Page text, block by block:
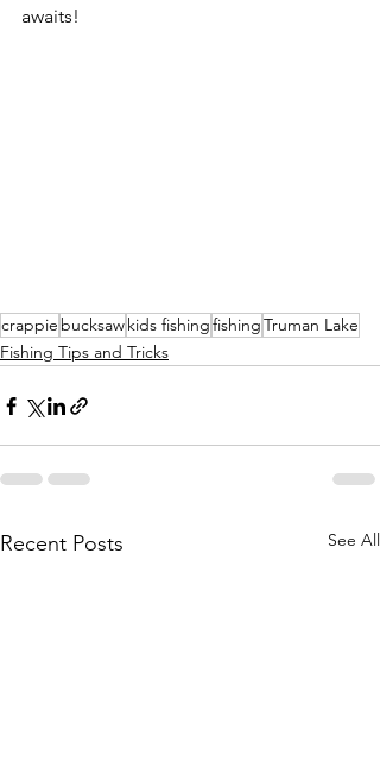
awaits!
crappie bucksaw kids fishingfishingTruman Lake
Fishing Tips and Tricks
Recent Posts See All